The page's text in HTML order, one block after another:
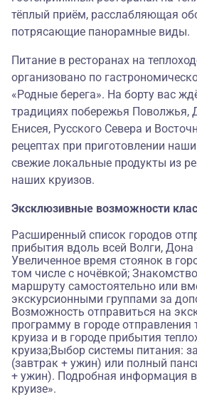
тёплый приём, расслабляющая
потрясающие панорамные виды.
Питание в ресторанах на
организовано по
«Родные берега». На борту вас
традициях побережья Поволжья,
Енисея, Русского Севера и
рецептах при приготовлении
свежие локальные продукты из
наших круизов.
Эксклюзивные возможности
Расширенный список городов
прибытия вдоль всей Волги,
Увеличенное время стоянок в
том числе с ночёвкой;
маршруту самостоятельно или
экскурсионными группами за
Возможность отправиться на
программу в городе отправления
круиза и в городе прибытия
круиза;Выбор системы питания:
(завтрак + ужин) или полный
+ ужин). Подробная информация
круизе».